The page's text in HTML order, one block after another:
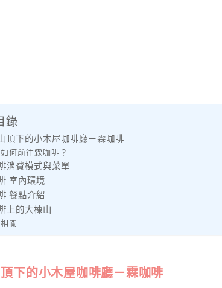
錄
頂下的小木屋咖啡廳－霖咖啡
如何前往霖咖啡？
消費模式與菜單
室內環境
餐點介紹
上的大棟山
相關
下的小木屋咖啡廳－霖咖啡